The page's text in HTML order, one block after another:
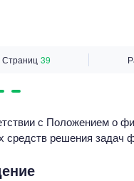
Страниц 39
с Положением о
средств решения задач